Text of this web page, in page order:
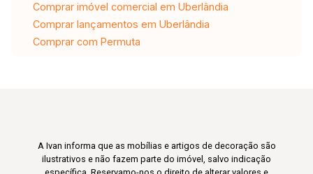
Comprar imóvel comercial em Uberlândia
Comprar lançamentos em Uberlândia
Comprar com Permuta
A Ivan informa que as mobílias e artigos de decoração são
ilustrativos e não fazem parte do imóvel, salvo indicação